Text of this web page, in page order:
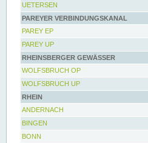
UETERSEN
PAREYER VERBINDUNGSKANAL
PAREY EP
PAREY UP
RHEINSBERGER GEWÄSSER
WOLFSBRUCH OP
WOLFSBRUCH UP
RHEIN
ANDERNACH
BINGEN
BONN